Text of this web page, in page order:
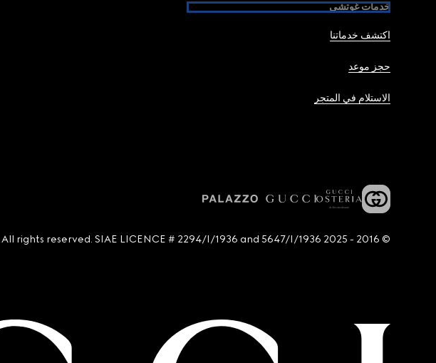
خدمات غوتشي
اكتشف خدماتنا
حجز موعد
الاستلام في المتجر
© 2016 - 2025 Guccio Gucci S.p.A. - All rights reserved. SIAE LICENCE # 2294/I/1936 and 5647/I/1936